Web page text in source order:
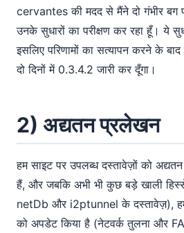
cervantes की मदद से मैंने दो गंभीर बग
उनके सुधारों का परीक्षण कर रहा हूँ। ये
इसलिए परिणामों का सत्यापन करने के
दो दिनों में 0.3.4.2 जारी कर दूँगा।
2) अद्यतन प्रलेखन
हम साइट पर उपलब्ध दस्तावेज़ों को
हैं, और जबकि अभी भी कुछ बड़े खाली
netDb और i2ptunnel के दस्तावेज़),
को अपडेट किया है (नेटवर्क तुलना और